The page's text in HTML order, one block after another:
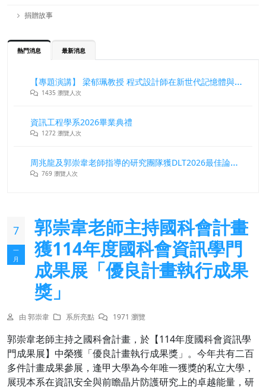
捐贈故事
熱門消息 最新消息
【專題演講】 梁郁珮教授 程式設計師在新世代記憶體與儲存系統中的角色與挑戰
1435 瀏覽人次
資訊工程學系2026畢業典禮
1272 瀏覽人次
周兆龍及郭崇韋老師指導的研究團隊獲DLT2026最佳論文獎
769 瀏覽人次
7
一
月
郭崇韋老師主持國科會計畫
獲114年度國科會資訊學門
成果展「優良計畫執行成果
獎」
由 郭崇韋 系所亮點 1971 瀏覽
郭崇韋老師主持之國科會計畫，於【114年度國科會資訊學
門成果展】中榮獲「優良計畫執行成果獎」。今年共有二百
多件計畫成果參展，逢甲大學為今年唯一獲獎的私立大學，
展現本系在資訊安全與前瞻晶片防護研究上的卓越能量，研